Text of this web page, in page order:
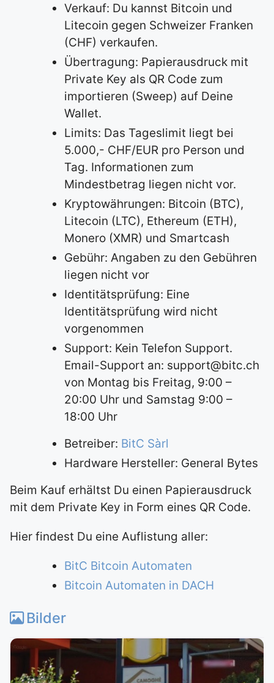
Verkauf: Du kannst Bitcoin und
Litecoin gegen Schweizer Franken
(CHF) verkaufen.
Übertragung: Papierausdruck mit
Private Key als QR Code zum
importieren (Sweep) auf Deine
Wallet.
Limits: Das Tageslimit liegt bei
5.000,- CHF/EUR pro Person und
Tag. Informationen zum
Mindestbetrag liegen nicht vor.
Kryptowährungen: Bitcoin (BTC),
Litecoin (LTC), Ethereum (ETH),
Monero (XMR) und Smartcash
Gebühr: Angaben zu den Gebühren
liegen nicht vor
Identitätsprüfung: Eine
Identitätsprüfung wird nicht
vorgenommen
Support: Kein Telefon Support.
Email-Support an: support@bitc.ch
von Montag bis Freitag, 9:00 –
20:00 Uhr und Samstag 9:00 –
18:00 Uhr
Betreiber: BitC Sàrl
Hardware Hersteller: General Bytes
Beim Kauf erhältst Du einen Papierausdruck
mit dem Private Key in Form eines QR Code.
Hier findest Du eine Auflistung aller:
BitC Bitcoin Automaten
Bitcoin Automaten in DACH
Bilder